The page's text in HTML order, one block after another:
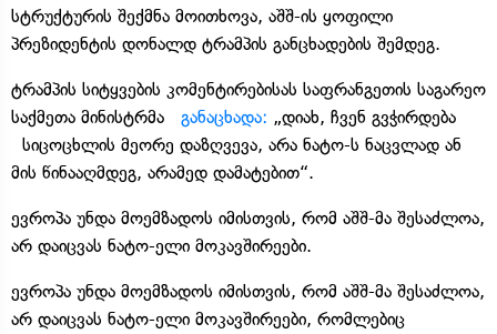
სტრუქტურის შექმნა მოითხოვა, აშშ-ის ყოფილი
პრეზიდენტის დონალდ ტრამპის განცხადების შემდეგ.
ტრამპის სიტყვების კომენტირებისას საფრანგეთის საგარეო
საქმეთა მინისტრმა
განაცხადა: „დიახ, ჩვენ გვჭირდება
სიცოცხლის მეორე დაზღვევა, არა ნატო-ს ნაცვლად ან
მის წინააღმდეგ, არამედ დამატებით“.
ევროპა უნდა მოემზადოს იმისთვის, რომ აშშ-მა შესაძლოა,
არ დაიცვას ნატო-ელი მოკავშირეები.
ევროპა უნდა მოემზადოს იმისთვის, რომ აშშ-მა შესაძლოა,
არ დაიცვას ნატო-ელი მოკავშირეები, რომლებიც